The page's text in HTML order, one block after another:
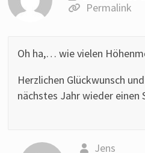
Permalink
Oh ha,… wie vielen
Herzlichen Glückwunsch
nächstes Jahr wieder
Jens